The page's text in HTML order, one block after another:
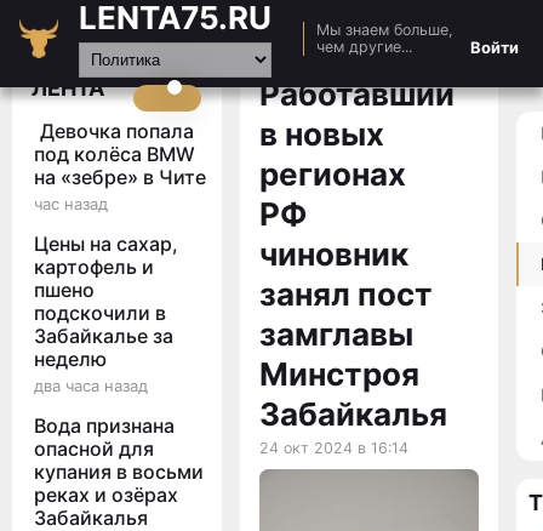
LENTA75.RU
Мы знаем больше,
чем другие...
Войти
Главная
Новости
Видео
Статьи
ЛЕНТА
Девочка попала
под колёса BMW
на «зебре» в Чите
час назад
Цены на сахар,
картофель и
пшено
подскочили в
Забайкалье за
неделю
два часа назад
Вода признана
опасной для
купания в восьми
реках и озёрах
Забайкалья
Работавший
в новых
регионах
РФ
чиновник
занял пост
замглавы
Минстроя
Забайкалья
24 окт 2024 в 16:14